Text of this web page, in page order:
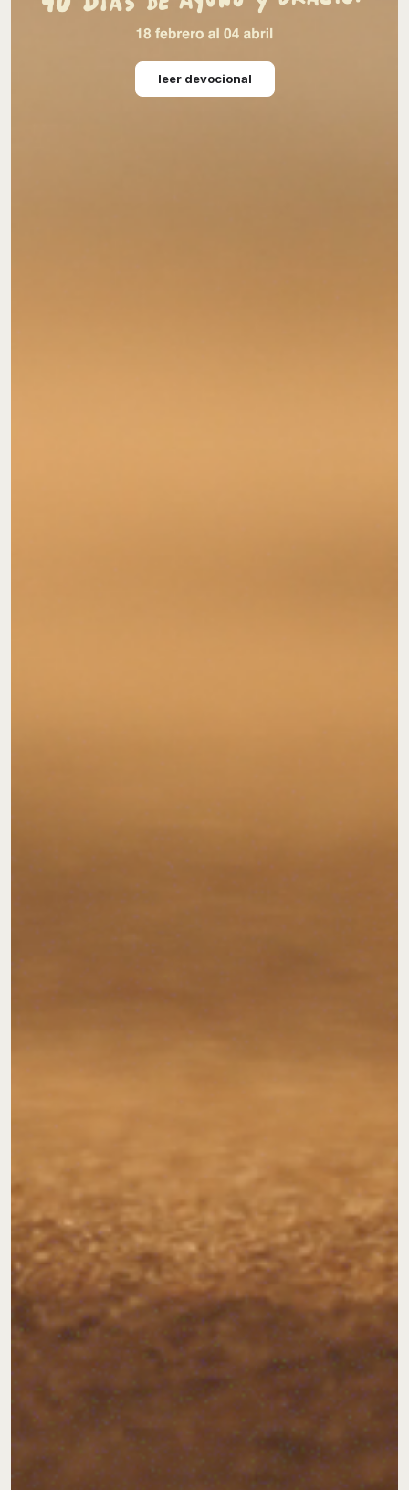
leer devocional